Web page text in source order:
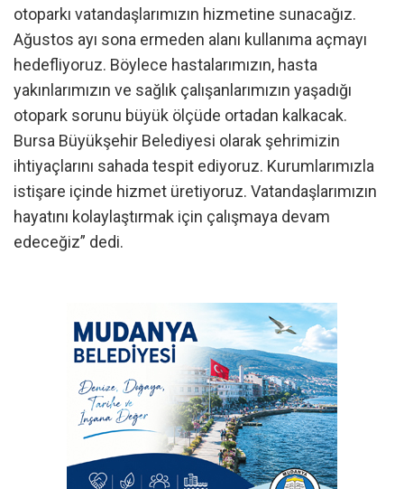
otoparkı vatandaşlarımızın hizmetine sunacağız.
Ağustos ayı sona ermeden alanı kullanıma açmayı
hedefliyoruz. Böylece hastalarımızın, hasta
yakınlarımızın ve sağlık çalışanlarımızın yaşadığı
otopark sorunu büyük ölçüde ortadan kalkacak.
Bursa Büyükşehir Belediyesi olarak şehrimizin
ihtiyaçlarını sahada tespit ediyoruz. Kurumlarımızla
istişare içinde hizmet üretiyoruz. Vatandaşlarımızın
hayatını kolaylaştırmak için çalışmaya devam
edeceğiz” dedi.